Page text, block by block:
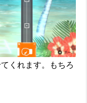
くれます。もちろ